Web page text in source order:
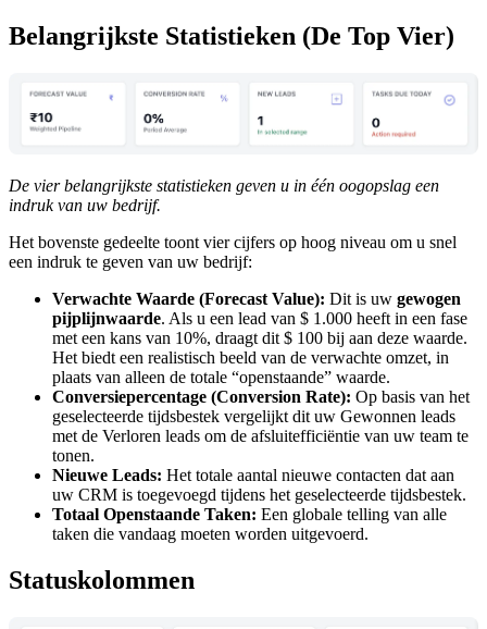
Belangrijkste Statistieken (De Top Vier)
De vier belangrijkste statistieken geven u in één oogopslag een
indruk van uw bedrijf.
Het bovenste gedeelte toont vier cijfers op hoog niveau om u snel
een indruk te geven van uw bedrijf:
Verwachte Waarde (Forecast Value): Dit is uw gewogen
pijplijnwaarde. Als u een lead van $ 1.000 heeft in een fase
met een kans van 10%, draagt dit $ 100 bij aan deze waarde.
Het biedt een realistisch beeld van de verwachte omzet, in
plaats van alleen de totale “openstaande” waarde.
Conversiepercentage (Conversion Rate): Op basis van het
geselecteerde tijdsbestek vergelijkt dit uw Gewonnen leads
met de Verloren leads om de afsluitefficiëntie van uw team te
tonen.
Nieuwe Leads: Het totale aantal nieuwe contacten dat aan
uw CRM is toegevoegd tijdens het geselecteerde tijdsbestek.
Totaal Openstaande Taken: Een globale telling van alle
taken die vandaag moeten worden uitgevoerd.
Statuskolommen